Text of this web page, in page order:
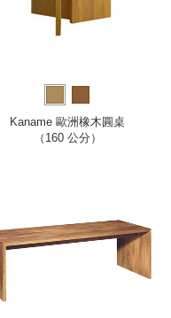
Kaname 歐洲橡木圓桌
（160 公分）